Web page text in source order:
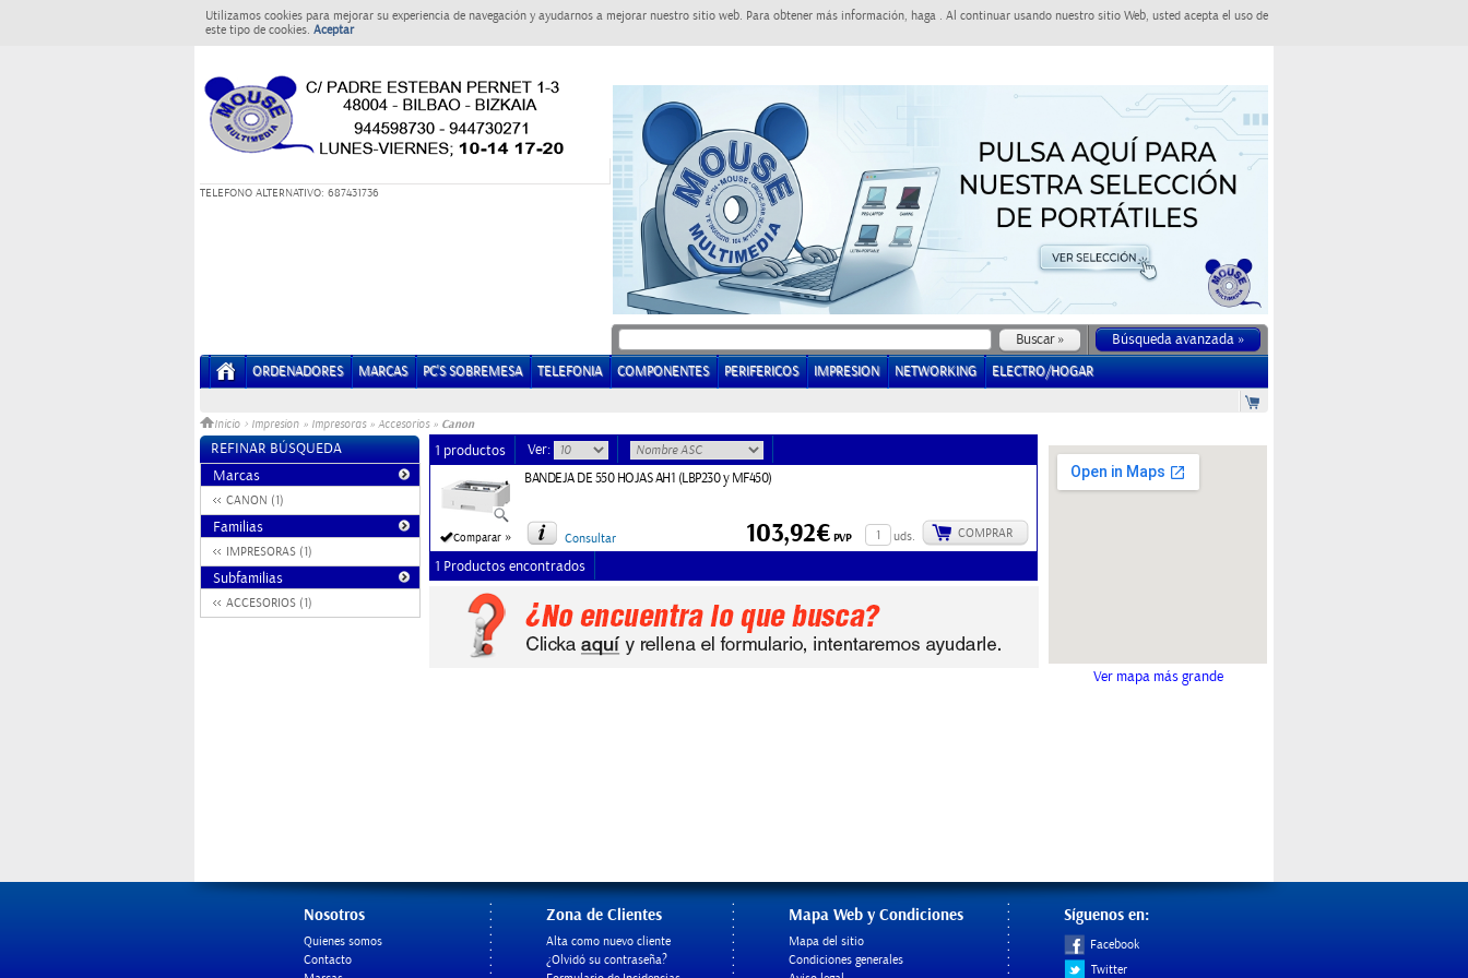
Utilizamos cookies para mejorar su experiencia de navegación y ayudarnos a mejorar nuestro sitio web. Para obtener más información, haga . Al continuar usando nuestro sitio Web, usted acepta el uso de
este tipo de cookies. Aceptar
TELEFONO ALTERNATIVO: 687431736
Búsqueda avanzada »
ORDENADORES MARCAS PC'S SOBREMESA TELEFONIA COMPONENTES PERIFERICOS IMPRESION NETWORKING ELECTRO/HOGAR
Inicio > Impresion » Impresoras » Accesorios » Canon
REFINAR BÚSQUEDA
Marcas
CANON (1)
Familias
IMPRESORAS (1)
Subfamilias
ACCESORIOS (1)
1 productos Ver:
Comparar »
BANDEJA DE 550 HOJAS AH1 (LBP230 y MF450)
Consultar uds. COMPRAR
103,92€PVP
1 Productos encontrados
Ver mapa más grande
Nosotros
Quienes somos
Contacto
Zona de Clientes
Alta como nuevo cliente
¿Olvidó su contraseña?
Mapa Web y Condiciones
Mapa del sitio
Condiciones generales
Síguenos en:
Facebook
Twitter